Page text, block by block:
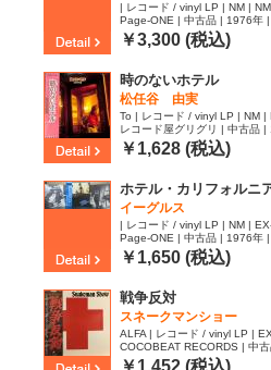
| レコード / vinyl LP | NM | NM
Page-ONE | 中古品 | 1976年
￥3,300 (税込)
時のないホテル
松任谷 由実
To | レコード / vinyl LP | NM |
レコード屋グリグリ | 中古品
￥1,628 (税込)
ホテル・カリフォルニ
イーグルス
| レコード / vinyl LP | NM |
Page-ONE | 中古品 | 1976年
￥1,650 (税込)
戦争反対
スネークマンショー
ALFA | レコード / vinyl LP |
COCOBEAT RECORDS | 中
26
￥1,452 (税込)